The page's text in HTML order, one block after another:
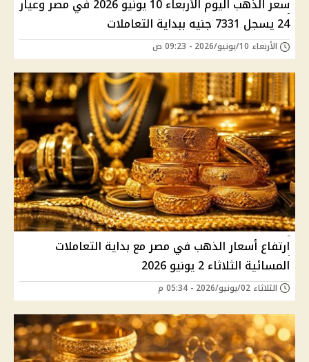
سعر الذهب اليوم الأربعاء 10 يونيو 2026 في مصر وعيار
24 يسجل 7331 جنيه ببداية التعاملات
الأربعاء 10/يونيو/2026 - 09:23 ص
ارتفاع أسعار الذهب في مصر مع بداية التعاملات
المسائية الثلاثاء 2 يونيو 2026
الثلاثاء 02/يونيو/2026 - 05:34 م